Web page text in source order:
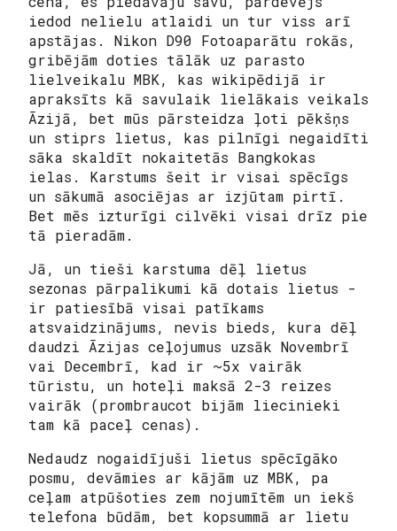
iedod nelielu atlaidi un tur viss arī
apstājas. Nikon D90 Fotoaparātu rokās,
gribējām doties tālāk uz parasto
lielveikalu MBK, kas wikipēdijā ir
apraksīts kā savulaik lielākais veikals
Āzijā, bet mūs pārsteidza ļoti pēkšņs
un stiprs lietus, kas pilnīgi negaidīti
sāka skaldīt nokaitetās Bangkokas
ielas. Karstums šeit ir visai spēcīgs
un sākumā asociējas ar izjūtam pirtī.
Bet mēs izturīgi cilvēki visai drīz pie
tā pieradām.
Jā, un tieši karstuma dēļ lietus
sezonas pārpalikumi kā dotais lietus -
ir patiesībā visai patīkams
atsvaidzinājums, nevis bieds, kura dēļ
daudzi Āzijas ceļojumus uzsāk Novembrī
vai Decembrī, kad ir ~5x vairāk
tūristu, un hoteļi maksā 2-3 reizes
vairāk (prombraucot bijām liecinieki
tam kā paceļ cenas).
Nedaudz nogaidījuši lietus spēcīgāko
posmu, devāmies ar kājām uz MBK, pa
ceļam atpūšoties zem nojumītēm un iekš
telefona būdām, bet kopsummā ar lietu